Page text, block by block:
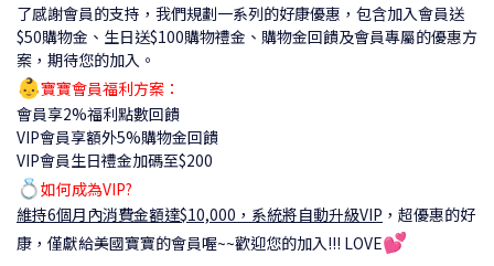
了感謝會員的支持，我們規劃一系列的好康優惠，包含加入會員送
$50購物金、生日送$100購物禮金、購物金回饋及會員專屬的優惠方
案，期待您的加入。
👶寶寶會員福利方案：
會員享2%福利點數回饋
VIP會員享額外5%購物金回饋
VIP會員生日禮金加碼至$200
💍如何成為VIP?
維持6個月內消費金額達$10,000，系統將自動升級VIP ， 超優惠的好
康，僅獻給美國寶寶的會員喔~~歡迎您的加入!!! LOVE💕